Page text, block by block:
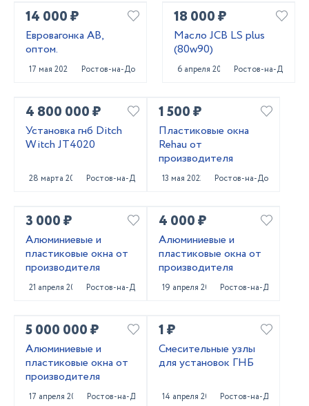
14 000 ₽
Евровагонка АВ,
оптом.
17 мая 2023 Ростов-на-Дону
18 000 ₽
Масло JCB LS plus
(80w90)
6 апреля 2023 Ростов-на-Дону
4 800 000 ₽
Установка гнб Ditch
Witch JT4020
28 марта 2023 Ростов-на-Дону
1 500 ₽
Пластиковые окна
Rehau от
производителя
13 мая 2022 Ростов-на-Дону
3 000 ₽
Алюминиевые и
пластиковые окна от
производителя
21 апреля 2022 Ростов-на-Дону
4 000 ₽
Алюминиевые и
пластиковые окна от
производителя
19 апреля 2022 Ростов-на-Дону
5 000 000 ₽
Алюминиевые и
пластиковые окна от
производителя
17 апреля 2022 Ростов-на-Дону
1 ₽
Смесительные узлы
для установок ГНБ
14 апреля 2022 Ростов-на-Дону